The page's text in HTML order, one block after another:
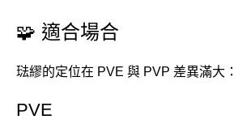
🧩 適合場合
琺繆的定位在 PVE 與 PVP 差異滿大：
PVE